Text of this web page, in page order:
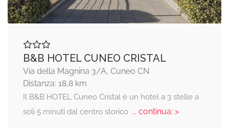
B&B HOTEL CUNEO CRISTAL
Via della Magnina 3/A, Cuneo CN
Distanza: 18,8 km
Il B&B HOTEL Cuneo Cristal è un hotel a 3 stelle a
soli 5 minuti dal centro storico... continua: >